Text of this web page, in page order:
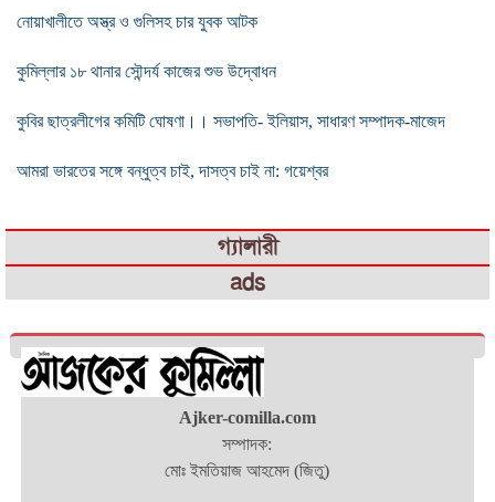
নোয়াখালীতে অস্ত্র ও গুলিসহ চার যুবক আটক
কুমিল্লার ১৮ থানার সৌন্দর্য কাজের শুভ উদ্বোধন
কুবির ছাত্রলীগের কমিটি ঘোষণা।। সভাপতি- ইলিয়াস, সাধারণ সম্পাদক-মাজেদ
আমরা ভারতের সঙ্গে বন্ধুত্ব চাই, দাসত্ব চাই না: গয়েশ্বর
গ্যালারী
ads
Ajker-comilla.com
সম্পাদক:
মোঃ ইমতিয়াজ আহমেদ (জিতু)